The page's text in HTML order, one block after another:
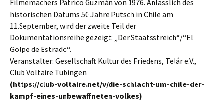
Filmemachers Patrico Guzmán von 1976. Anlässlich des
historischen Datums 50 Jahre Putsch in Chile am
11.September, wird der zweite Teil der
Dokumentationsreihe gezeigt: „Der Staatsstreich“/“El
Golpe de Estrado“.
Veranstalter: Gesellschaft Kultur des Friedens, Telár e.V.,
Club Voltaire Tübingen
(https://club-voltaire.net/v/die-schlacht-um-chile-der-
kampf-eines-unbewaffneten-volkes)